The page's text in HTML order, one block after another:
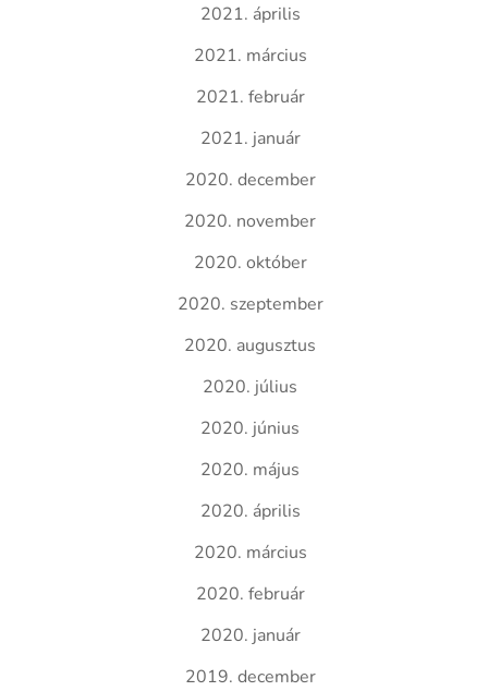
2021. április
2021. március
2021. február
2021. január
2020. december
2020. november
2020. október
2020. szeptember
2020. augusztus
2020. július
2020. június
2020. május
2020. április
2020. március
2020. február
2020. január
2019. december